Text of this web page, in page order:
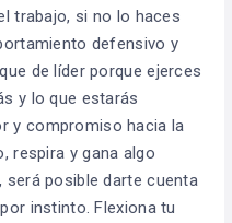
trabajo, si no lo haces
defensivo y
de líder porque ejerces
y lo que estarás
y compromiso hacia la
respira y gana algo
será posible darte cuenta
instinto. Flexiona tu